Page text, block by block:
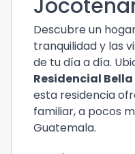
Descubre un
tranquilidad y las
de tu día a día.
Residencial
esta residencia
familiar, a pocos
Guatemala.